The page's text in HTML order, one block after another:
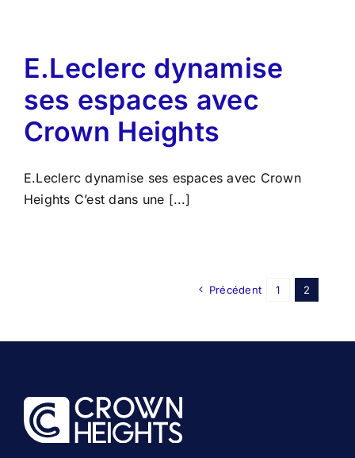
E.Leclerc dynamise
ses espaces avec
Crown Heights
E.Leclerc dynamise ses espaces avec Crown
Heights C’est dans une [...]
Précédent 1 2